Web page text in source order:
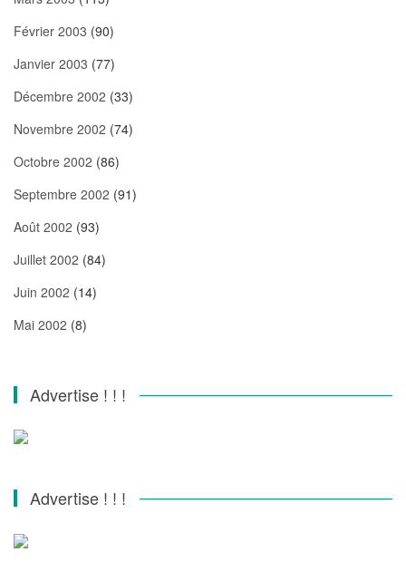
Février 2003 (90)
Janvier 2003 (77)
Décembre 2002 (33)
Novembre 2002 (74)
Octobre 2002 (86)
Septembre 2002 (91)
Août 2002 (93)
Juillet 2002 (84)
Juin 2002 (14)
Mai 2002 (8)
Advertise ! ! !
Advertise ! ! !